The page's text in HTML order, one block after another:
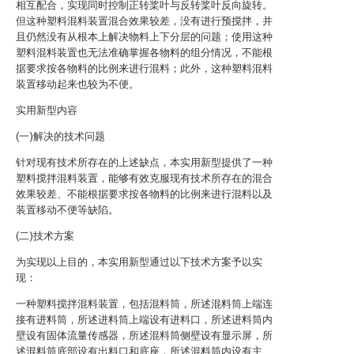
相互配合，实现同时控制正转桨叶与反转桨叶反向旋转。
但这种塑料混料装置混合效果较差，没有进行预搅拌，并
且仍然没有从根本上解决物料上下分层的问题；使用这种
塑料混料装置也无法准确掌握各物料的组分情况，不能根
据要求按各物料的比例来进行混料；此外，这种塑料混料
装置移动起来也较为不便。
实用新型内容
(一)解决的技术问题
针对现有技术所存在的上述缺点，本实用新型提供了一种
塑料搅拌混料装置，能够有效克服现有技术所存在的混合
效果较差、不能根据要求按各物料的比例来进行混料以及
装置移动不便等缺陷。
(二)技术方案
为实现以上目的，本实用新型通过以下技术方案予以实
现：
一种塑料搅拌混料装置，包括混料筒，所述混料筒上端连
接有进料筒，所述进料筒上端设有进料口，所述进料筒内
壁设有固体流量传感器，所述混料筒侧壁设有显示屏，所
述混料筒底部设有出料口和底座，所述混料筒内设有主